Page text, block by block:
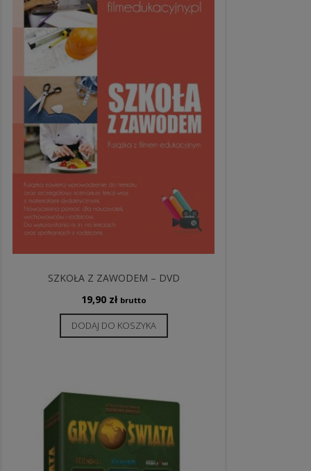
SZKOŁA Z ZAWODEM – DVD
19,90 zł brutto
DODAJ DO KOSZYKA